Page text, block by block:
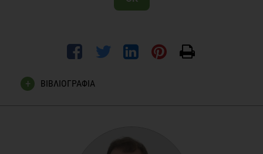
ΒΙΒΛΙΟΓΡΑΦΙΑ
women. Ir J Med Sci. 2012 Jul 28.